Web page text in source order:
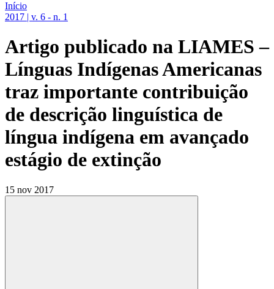
Início
2017 | v. 6 - n. 1
Artigo publicado na LIAMES –
Línguas Indígenas Americanas
traz importante contribuição
de descrição linguística de
língua indígena em avançado
estágio de extinção
15 nov 2017